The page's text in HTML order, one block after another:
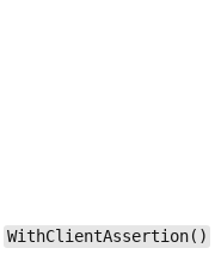
WithClientAssertion()